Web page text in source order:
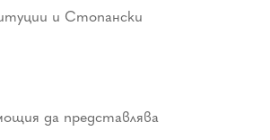
и Стопански
да представлява